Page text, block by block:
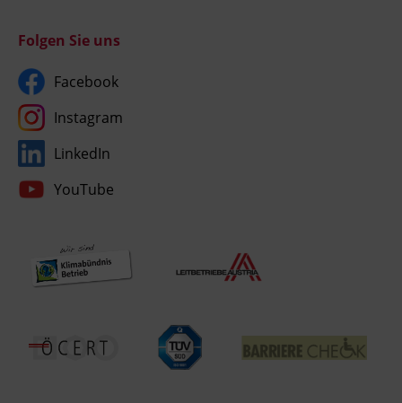
Folgen Sie uns
Facebook
Instagram
LinkedIn
YouTube